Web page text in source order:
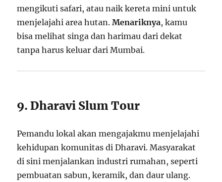
mengikuti safari, atau naik kereta mini untuk
menjelajahi area hutan.Menariknya, kamu
bisa melihat singa dan harimau dari dekat
tanpa harus keluar dari Mumbai.
9. Dharavi Slum Tour
Pemandu lokal akan mengajakmu menjelajahi
kehidupan komunitas di Dharavi. Masyarakat
di sini menjalankan industri rumahan, seperti
pembuatan sabun, keramik, dan daur ulang.